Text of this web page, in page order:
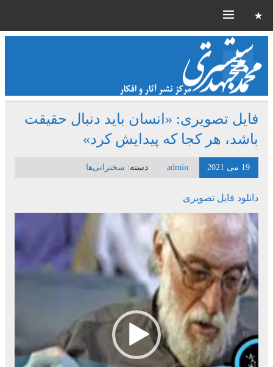
فایل تصویری: «انسان باید دنبال حقیقت
باشد، هر کجا که پیدایش کرد»
19 می 2021 admin دسته: سخنرانی‌ها
دانلود فایل تصویری
نمایشگر
ویدیو